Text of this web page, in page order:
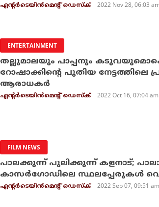
എന്റര്‍ടെയിന്‍മെന്റ് ഡെസ്‌ക് 2022 Nov 28, 06:03
ENTERTAINMENT
തല്ലുമാലയും പാപ്പനും
റോഷാക്കിന്റെ പുതിയ നേട്ടത്തിലെ
ആരാധകര്‍
എന്റര്‍ടെയിന്‍മെന്റ് ഡെസ്‌ക് 2022 Oct 16, 07:04 am
FILM NEWS
പാലക്കുന്ന് പുലിക്കുന്ന് കളനാട്;
കാസര്‍ഗോഡിലെ സ്ഥലപ്പേരുകള്‍
എന്റര്‍ടെയിന്‍മെന്റ് ഡെസ്‌ക് 2022 Sep 07, 09:51 am